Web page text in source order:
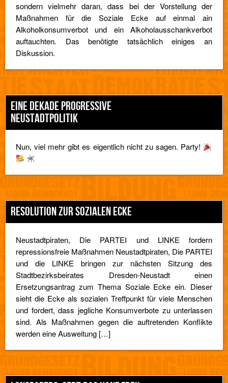
sondern vielmehr daran, dass bei der Vorstellung der
Maßnahmen für die Soziale Ecke auf einmal ain
Alkoholkonsumverbot und ein Alkoholausschankverbot
auftauchten. Das benötigte tatsächlich einiges an
Diskussion.
EINE DEKADE PROGRESSIVE
NEUSTADTPOLITIK
Nun, viel mehr gibt es eigentlich nicht zu sagen. Party!
RESOLUTION ZUR SOZIALEN ECKE
Neustadtpiraten, Die PARTEI und LINKE fordern
repressionsfreie Maßnahmen Neustadtpiraten, Die PARTEI
und die LINKE bringen zur nächsten Sitzung des
Stadtbezirksbeirates Dresden-Neustadt einen
Ersetzungsantrag zum Thema Soziale Ecke ein. Dieser
sieht die Ecke als sozialen Treffpunkt für viele Menschen
und fordert, dass jegliche Konsumverbote zu unterlassen
sind. Als Maßnahmen gegen die auftretenden Konflikte
werden eine Ausweitung […]